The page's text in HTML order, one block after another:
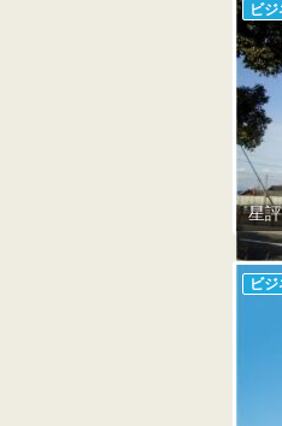
ビ
星
ビ